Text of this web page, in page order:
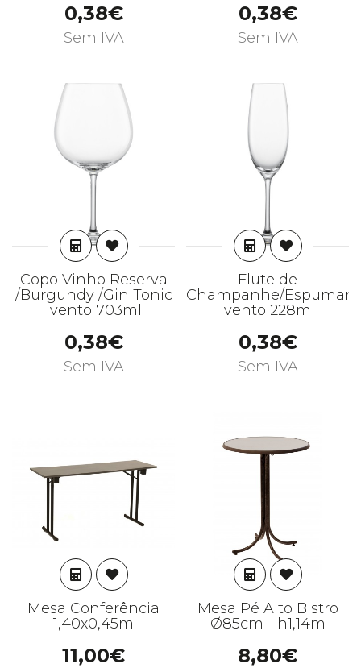
0,38€
Sem IVA
0,38€
Sem IVA
ADICIONAR
Copo Vinho Reserva
/Burgundy /Gin Tonic
Ivento 703ml
0,38€
Sem IVA
ADICIONAR
Flute de
Champanhe/
Ivento 228ml
0,38€
Sem IVA
ADICIONAR
Mesa Conferência
1,40x0,45m
11,00€
ADICIONAR
Mesa Pé Alto Bistro
Ø85cm - h1,14m
8,80€